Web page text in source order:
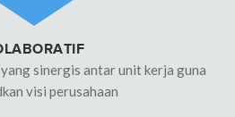
sinergis antar unit kerja guna
visi perusahaan